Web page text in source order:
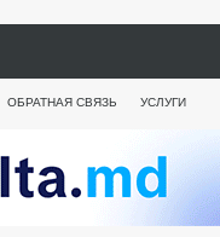
ОБРАТНАЯ СВЯЗЬ УСЛУГИ